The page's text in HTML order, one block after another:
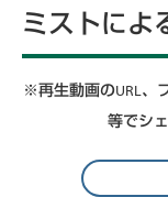
ミストによ
※再生動画のURL、
等でシ